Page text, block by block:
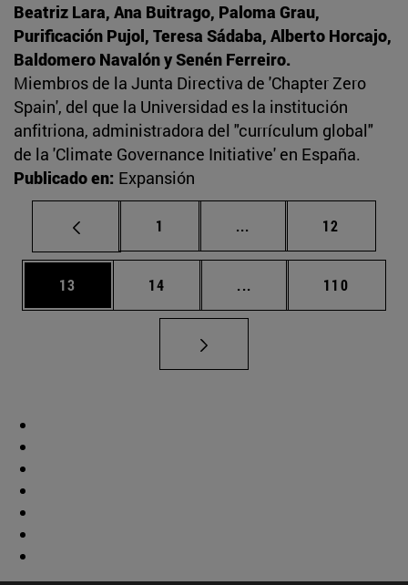
Beatriz Lara, Ana Buitrago, Paloma Grau,
Purificación Pujol, Teresa Sádaba, Alberto Horcajo,
Baldomero Navalón y Senén Ferreiro.
Miembros de la Junta Directiva de 'Chapter Zero
Spain', del que la Universidad es la institución
anfitriona, administradora del "currículum global"
de la 'Climate Governance Initiative' en España.
Publicado en: Expansión
Página
1 ... Páginas intermedias
Página
12
Página
13 Página
14 ... Páginas intermedias
Página
110